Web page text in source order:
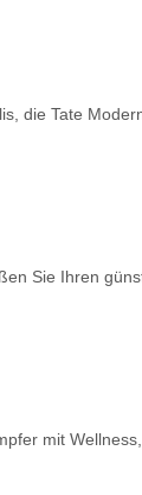
die Tate
Sie Ihren
mit